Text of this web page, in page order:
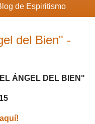
de Espiritismo
del Bien" -
ÁNGEL DEL BIEN"